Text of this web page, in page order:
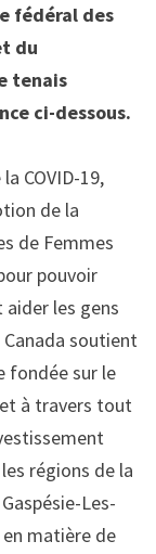
fédéral des
du
tenais
ci-dessous.
COVID-19,
de la
de Femmes
pouvoir
les gens
soutient
fondée sur le
à travers tout
régions de la
Les-
matière de